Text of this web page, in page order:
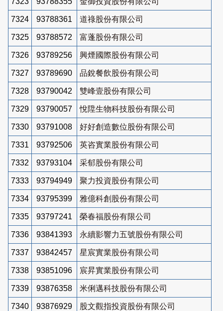
7324 93788361 道祿股份有限公司
7325 93788572 富蓬股份有限公司
7326 93789256 興煙國際股份有限公司
7327 93789690 品銳餐飲股份有限公司
7328 93790042 雙峰壹股份有限公司
7329 93790057 悅陞生物科技股份有限公司
7330 93791008 好好創造數位股份有限公司
7331 93792506 英咨實業股份有限公司
7332 93793104 采郁股份有限公司
7333 93794949 聚力投資股份有限公司
7334 93795399 雅億科創股份有限公司
7335 93797241 榮春福股份有限公司
7336 93841393 永續影響力五號股份有限公司
7337 93842457 星宸實業股份有限公司
7338 93851096 宸昇實業股份有限公司
7339 93876358 米俐邁科技股份有限公司
7340 93876929 股文觀指投資股份有限公司